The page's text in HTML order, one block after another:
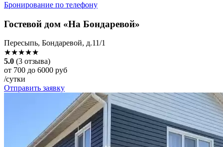
Бронирование по телефону
Гостевой дом «На Бондаревой»
Пересыпь, Бондаревой, д.11/1
★★★★★
5.0 (3 отзыва)
от 700 до 6000 руб
/сутки
Отправить заявку